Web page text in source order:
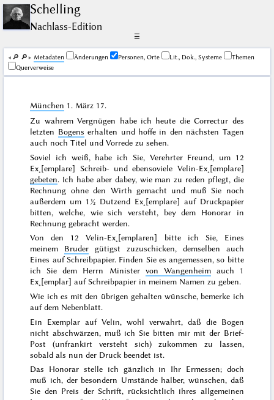
Schelling
Nachlass-Edition
☰
🔎︎ 🔎︎ Me­ta­da­ten Änderungen Personen, Orte Lit., Dok., Systeme
Themen
Querverweise
München 1. März 17.
Zu wahrem Vergnügen habe ich heute die Correctur des
letzten Bogens erhalten und hoffe in den nächsten Tagen
auch noch Titel und Vorrede zu sehen.
Soviel ich weiß, habe ich Sie, Verehrter Freund, um 12
Ex˖[emplare] Schreib- und ebensoviele Velin-Ex˖[emplare]
gebeten. Ich habe aber dabey, wie man zu reden pflegt, die
Rechnung ohne den Wirth gemacht und muß Sie noch
außerdem um 1½ Dutzend Ex˖[emplare] auf Druckpapier
bitten, welche, wie sich versteht, bey dem Honorar in
Rechnung gebracht werden.
Von den 12 Velin-Ex˖[emplaren] bitte ich Sie, Eines
meinem Bruder gütigst zuzuschicken, demselben auch
Eines auf Schreibpapier. Finden Sie es angemessen, so bitte
ich Sie dem Herrn Minister von Wangenheimauch 1
Ex˖[emplar] auf Schreibpapier in meinem Namen zu geben.
Wie ich es mit den übrigen gehalten wünsche, bemerke ich
auf dem Nebenblatt.
Ein Exemplar auf Velin, wohl verwahrt, daß die Bogen
nicht abschwärzen, muß ich Sie bitten mir mit der Brief-
Post (unfrankirt versteht sich) zukommen zu lassen,
sobald als nun der Druck beendet ist.
Das Honorar stelle ich gänzlich in Ihr Ermessen; doch
muß ich, der besondern Umstände halber, wünschen, daß
Sie den Preis der Schrift, rücksichtlich ihres allgemeinen